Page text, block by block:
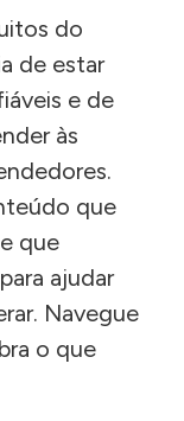
do
de estar
e de
às
que
que
ajudar
Navegue
o que